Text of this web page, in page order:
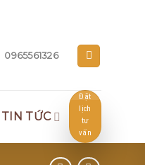
0965561326
TIN TỨC
Đặt
lịch
tư
vấn